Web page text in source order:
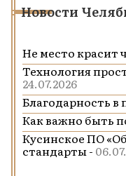
Новости
Не место красит
Технология
24.07.2026
Благодарность в
Как важно быть
Кусинское ПО
стандарты -